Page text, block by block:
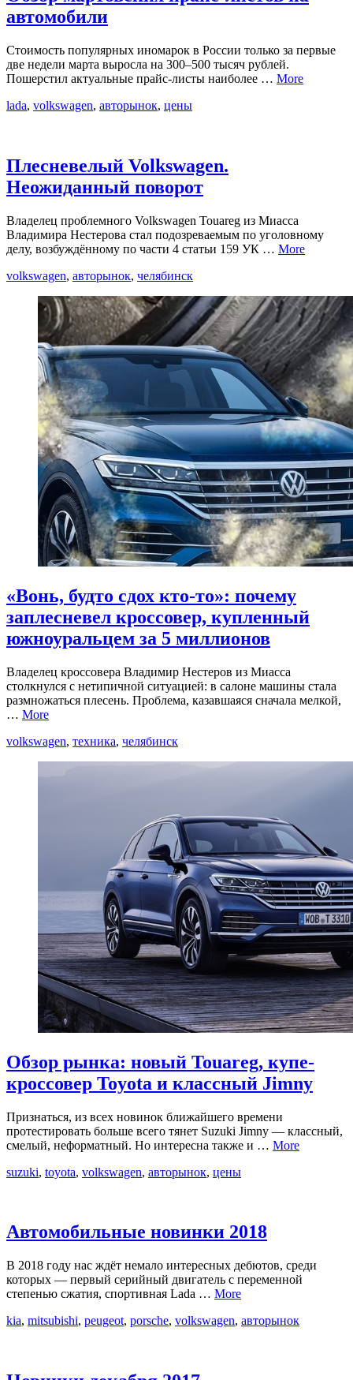
автомобили
Стоимость популярных иномарок в России только за первые
две недели марта выросла на 300–500 тысяч рублей.
Пошерстил актуальные прайс-листы наиболее … More
lada, volkswagen, авторынок, цены
Плесневелый Volkswagen.
Неожиданный поворот
Владелец проблемного Volkswagen Touareg из Миасса
Владимира Нестерова стал подозреваемым по уголовному
делу, возбуждённому по части 4 статьи 159 УК … More
volkswagen, авторынок, челябинск
«Вонь, будто сдох кто-то»: почему
заплесневел кроссовер, купленный
южноуральцем за 5 миллионов
Владелец кроссовера Владимир Нестеров из Миасса
столкнулся с нетипичной ситуацией: в салоне машины стала
размножаться плесень. Проблема, казавшаяся сначала мелкой,
… More
volkswagen, техника, челябинск
Обзор рынка: новый Touareg, купе-
кроссовер Toyota и классный Jimny
Признаться, из всех новинок ближайшего времени
протестировать больше всего тянет Suzuki Jimny — классный,
смелый, неформатный. Но интересна также и … More
suzuki, toyota, volkswagen, авторынок, цены
Автомобильные новинки 2018
В 2018 году нас ждёт немало интересных дебютов, среди
которых — первый серийный двигатель с переменной
степенью сжатия, спортивная Lada … More
kia, mitsubishi, peugeot, porsche, volkswagen, авторынок